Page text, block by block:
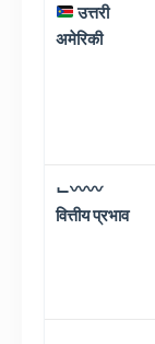
उत्तरी
अमेरिकी
⌙〰〰
वित्तीय प्रभाव